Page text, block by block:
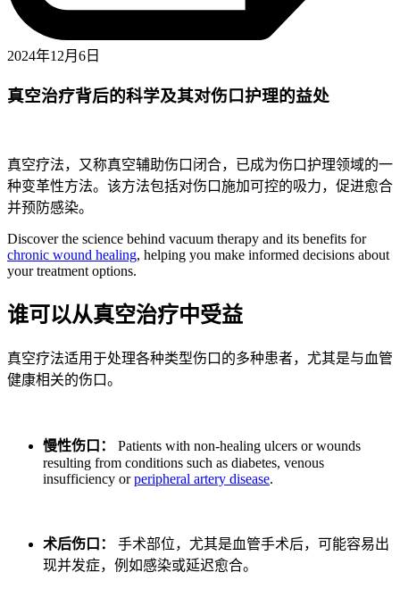
2024年12月6日
真空治疗背后的科学及其对伤口护理的益处
真空疗法，又称真空辅助伤口闭合，已成为伤口护理领域的一
种变革性方法。该方法包括对伤口施加可控的吸力，促进愈合
并预防感染。
Discover the science behind vacuum therapy and its benefits for
chronic wound healing, helping you make informed decisions about
your treatment options.
谁可以从真空治疗中受益
真空疗法适用于处理各种类型伤口的多种患者，尤其是与血管
健康相关的伤口。
慢性伤口：
Patients with non-healing ulcers or wounds
resulting from conditions such as diabetes, venous
insufficiency orperipheral artery disease.
术后伤口：
手术部位，尤其是血管手术后，可能容易出
现并发症，例如感染或延迟愈合。